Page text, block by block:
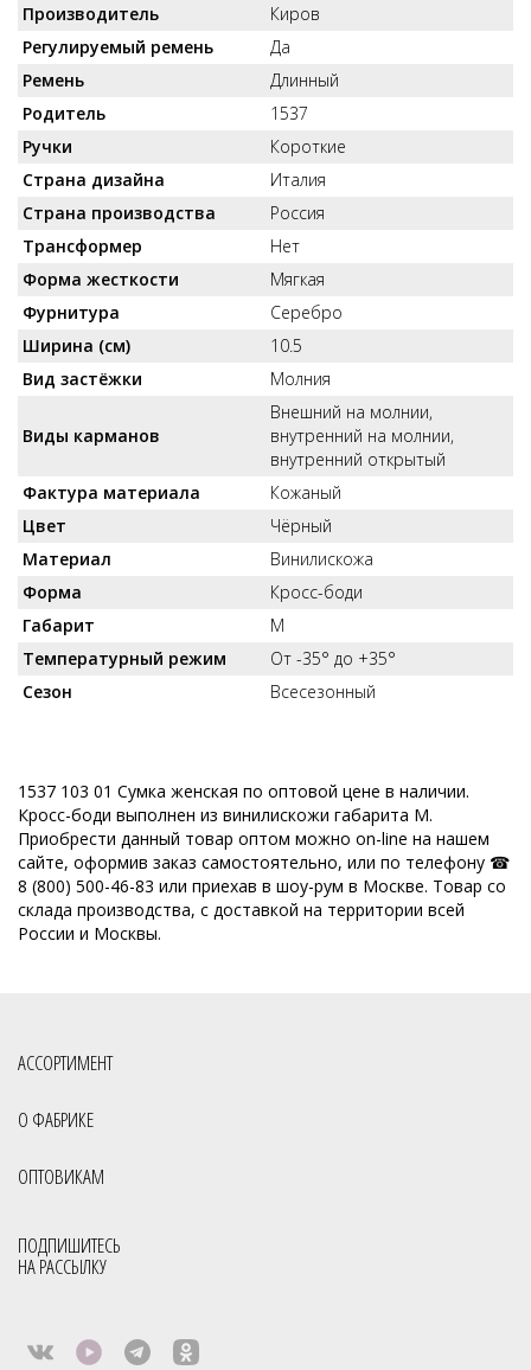
Производитель
Киров
Регулируемый ремень
Да
Ремень
Длинный
Родитель
1537
Ручки
Короткие
Страна дизайна
Италия
Страна производства
Россия
Трансформер
Нет
Форма жесткости
Мягкая
Фурнитура
Серебро
Ширина (см)
10.5
Вид застёжки
Молния
Виды карманов
Внешний на молнии,
внутренний на молнии,
внутренний открытый
Фактура материала
Кожаный
Цвет
Чёрный
Материал
Винилискожа
Форма
Кросс-боди
Габарит
M
Температурный режим
От -35° до +35°
Сезон
Всесезонный
1537 103 01 Сумка женская по оптовой цене в наличии.
Кросс-боди выполнен из винилискожи габарита M.
Приобрести данный товар оптом можно on-line на нашем
сайте, оформив заказ самостоятельно, или по телефону ☎
8 (800) 500-46-83 или приехав в шоу-рум в Москве. Товар со
склада производства, с доставкой на территории всей
России и Москвы.
АССОРТИМЕНТ
О ФАБРИКЕ
ОПТОВИКАМ
ПОДПИШИТЕСЬ
НА РАССЫЛКУ